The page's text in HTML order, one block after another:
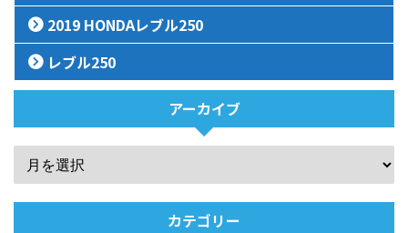
2019 HONDAレブル250
レブル250
アーカイブ
カテゴリー